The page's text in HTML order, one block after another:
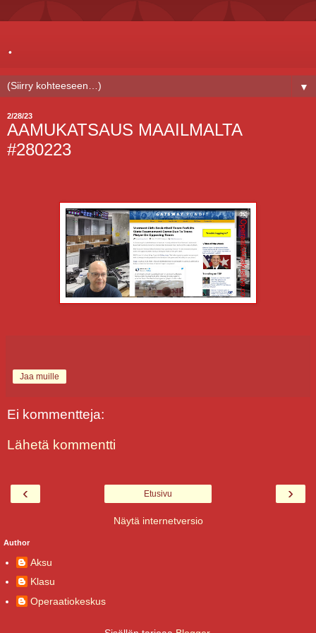
.
▼
2/28/23
AAMUKATSAUS MAAILMALTA
#280223
Jaa muille
Ei kommentteja:
Lähetä kommentti
‹ ›
Etusivu
Näytä internetversio
Author
Aksu
Klasu
Operaatiokeskus